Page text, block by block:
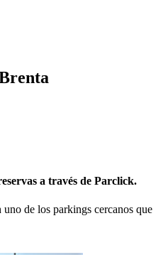
a través de Parclick.
uno de los parkings cercanos que